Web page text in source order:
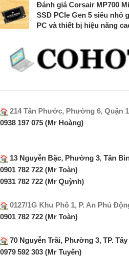
Đánh giá Corsair MP700
SSD PCIe Gen 5 siêu nhỏ
PC và thiết bị hiệu năng
214 Tân Phước, Phường 6, Quận
0938 197 075 (Mr Hoàng)
13 Nguyễn Bặc, Phường 3, Tân
0901 782 722 (Mr Toàn)
0931 782 722 (Mr Quỳnh)
0127/1G Khu Phố 1, P. An Phú
0901 782 722 (Mr Toàn)
70 Nguyễn Trãi, Phường 3, TP.
0979 592 303 (Mr Tuyến)